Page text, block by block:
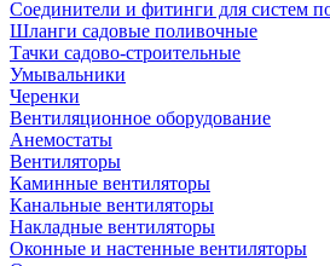
Соединители и фитинги для систем
Шланги садовые поливочные
Тачки садово-строительные
Умывальники
Черенки
Вентиляционное оборудование
Анемостаты
Вентиляторы
Каминные вентиляторы
Канальные вентиляторы
Накладные вентиляторы
Оконные и настенные вентиляторы